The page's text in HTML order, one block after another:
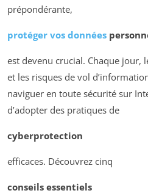
prépondérante,
protéger vos données
est devenu crucial. Chaque jour,
et les risques de vol
naviguer en toute sécurité sur
d’adopter des pratiques de
cyberprotection
efficaces. Découvrez cinq
conseils essentiels